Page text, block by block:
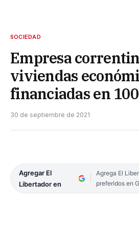
SOCIEDAD
Empresa
viviendas
financiadas en
30 de septiembre de 2021
Agregar El
Libertador en
Agrega El
preferidos en